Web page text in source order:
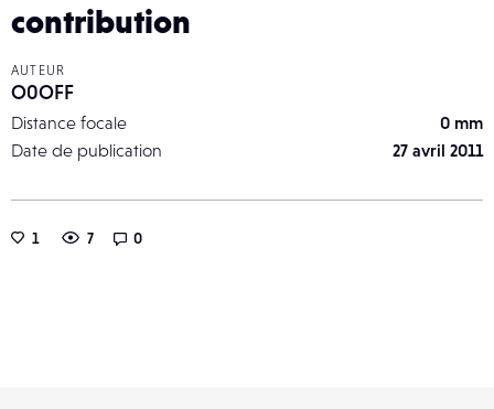
contribution
AUTEUR
O0OFF
Distance focale
0 mm
Date de publication
27 avril 2011
1 7 0